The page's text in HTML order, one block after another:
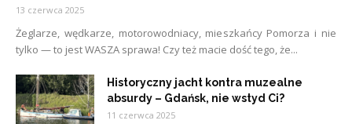
13 czerwca 2025
Żeglarze, wędkarze, motorowodniacy, mieszkańcy Pomorza i nie
tylko — to jest WASZA sprawa! Czy też macie dość tego, że...
Historyczny jacht kontra muzealne
absurdy – Gdańsk, nie wstyd Ci?
11 czerwca 2025